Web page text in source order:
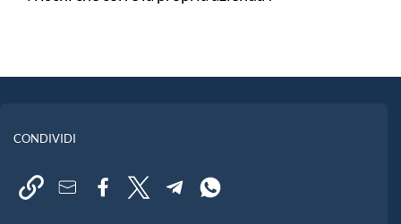
CONDIVIDI